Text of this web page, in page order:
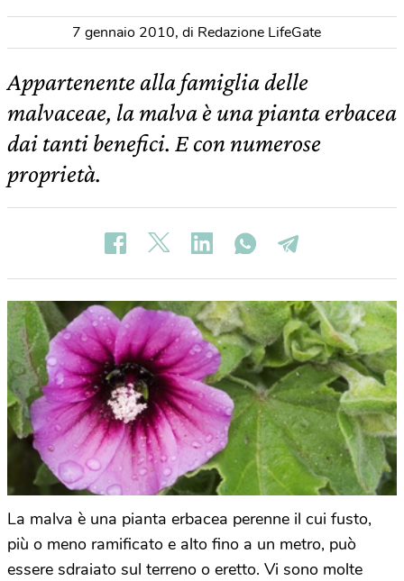
7 gennaio 2010, di Redazione LifeGate
Appartenente alla famiglia delle
malvaceae, la malva è una pianta erbacea
dai tanti benefici. E con numerose
proprietà.
La malva è una pianta erbacea perenne il cui fusto,
più o meno ramificato e alto fino a un metro, può
essere sdraiato sul terreno o eretto. Vi sono molte